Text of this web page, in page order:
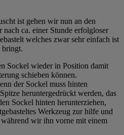
ist gehen wir nun an den
ca. einer Stunde erfolgloser
welches zwar sehr einfach ist
bringt.
Sockel wieder in Position damit
schieben können.
der Sockel muss hinten
heruntergedrückt werden, das
Sockel hinten herunterziehen,
Werkzeug zur hilfe und
wir ihn vorne mit einem